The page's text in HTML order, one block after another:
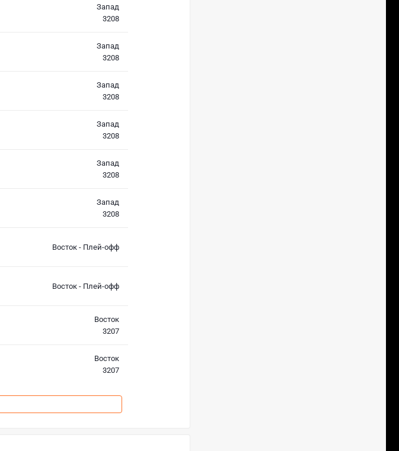
Запад
3208
Запад
3208
Запад
3208
Запад
3208
Запад
3208
Запад
3208
Восток - Плей-офф
Восток - Плей-офф
Восток
3207
Восток
3207